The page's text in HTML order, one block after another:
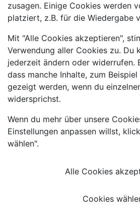
zusagen. Einige Cookies werden
platziert, z.B. für die Wiedergabe
Mit "Alle Cookies akzeptieren",
Verwendung aller Cookies zu. Du
jederzeit ändern oder widerrufen.
dass manche Inhalte, zum
gezeigt werden, wenn du
widersprichst.
Wenn du mehr über unsere
Einstellungen anpassen willst,
wählen".
Alle Cookies
Cookies